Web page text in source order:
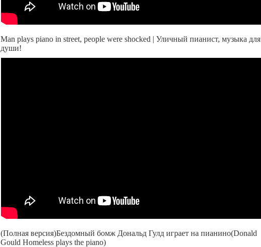
Man plays piano in street, people were shocked | Уличный пианист, музыка для
души!
(Полная версия)Бездомный бомж Дональд Гулд играет на пианино(Donald
Gould Homeless plays the piano)